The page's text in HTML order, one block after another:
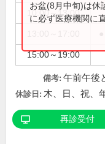
10:00～13:00
15:00～19:00
お盆(8月中旬)は休
に必ず医療機関に
備考: 午前午後
休診日: 木、日、祝、
再診受付